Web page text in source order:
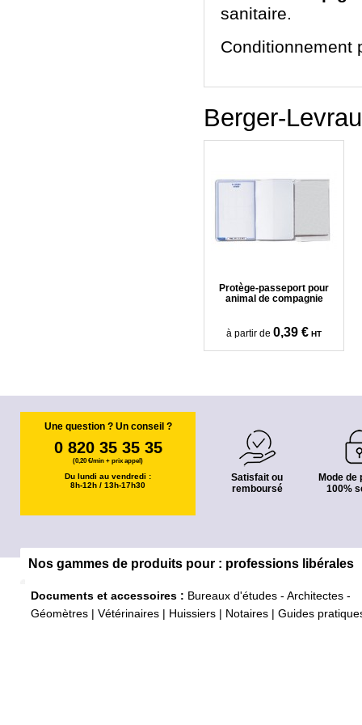
sanitaire.
Conditionnement
Berger-
Protège-passeport pour
animal de compagnie
à partir de 0,39 € HT
Une question ? Un conseil ?
0 820 35 35 35
(0,20 €/min + prix appel)
Du lundi au vendredi :
8h-12h / 13h-17h30
Satisfait ou
remboursé
Mode de
100%
Nos gammes de produits pour : professions libérales
Documents et accessoires : Bureaux d'études - Architectes -
Géomètres
Vétérinaires Huissiers Notaires Guides